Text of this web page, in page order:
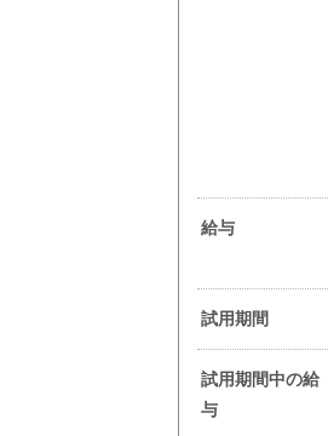
給与
試用期間
試用期間中の給
与